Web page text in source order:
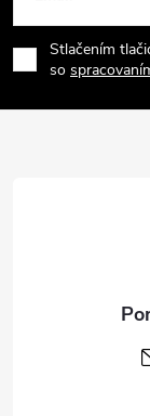
p
r
v
i
e
á
p
Stlačením
so